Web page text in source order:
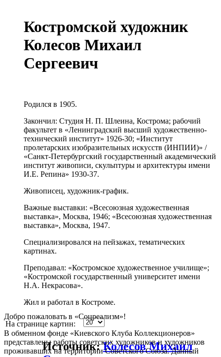
Костромской художник
Колесов Михаил
Сергеевич
Родился в 1905.
Закончил: Студия Н. П. Шлеина, Кострома; рабочий
факультет в «Ленинградский высший художественно-
технический институт» 1926-30; «Институт
пролетарских изобразительных искусств (ИНПИИ)» /
«Санкт-Петербургский государственный академический
институт живописи, скульптуры и архитектуры имени
И.Е. Репина» 1930-37.
Живописец, художник-график.
Важные выставки: «Всесоюзная художественная
выставка», Москва, 1946; «Всесоюзная художественная
выставка», Москва, 1947.
Специализировался на пейзажах, тематических
картинах.
Преподавал: «Костромское художественное училище»;
«Костромской государственный университет имени
Н.А. Некрасова».
Жил и работал в Костроме.
На странице картин:
Источник:Колесов Михаил
Добро пожаловать в «Соцреализм»!
В обменном фонде «Киевского Клуба Коллекционеров»
представлены работы советских художников и художников
проживавших на территории Советского Союза. Данный